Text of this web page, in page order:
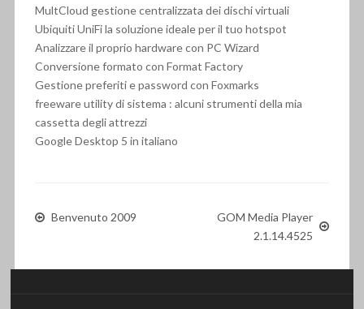
MultCloud gestione centralizzata dei dischi virtuali
Ubiquiti UniFi la soluzione ideale per il tuo hotspot
Analizzare il proprio hardware con PC Wizard
Conversione formato con Format Factory
Gestione preferiti e password con Foxmarks
freeware utility di sistema : alcuni strumenti della mia
cassetta degli attrezzi
Google Desktop 5 in italiano
Benvenuto 2009
GOM Media Player
2.1.14.4525